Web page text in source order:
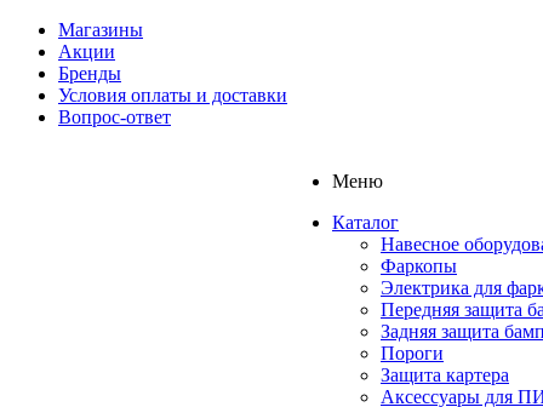
Магазины
Акции
Бренды
Условия оплаты и доставки
Вопрос-ответ
Меню
Каталог
Навесное
Фаркопы
Электрика для
Передняя защита
Задняя защита
Пороги
Защита картера
Аксессуары для